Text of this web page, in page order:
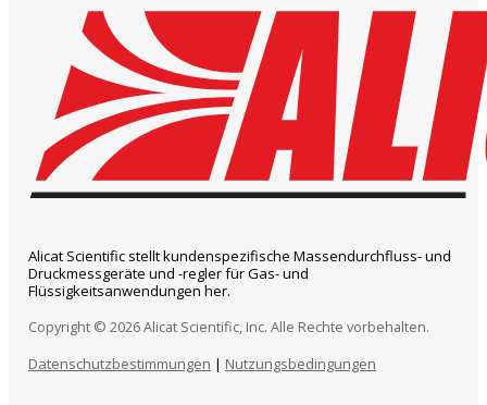
Alicat Scientific stellt kundenspezifische Massendurchfluss- und
Druckmessgeräte und -regler für Gas- und
Flüssigkeitsanwendungen her.
Copyright © 2026 Alicat Scientific, Inc. Alle Rechte vorbehalten.
Datenschutzbestimmungen | Nutzungsbedingungen